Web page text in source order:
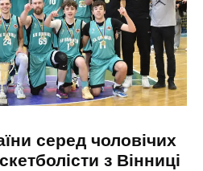
серед чоловічих
з Вінниці